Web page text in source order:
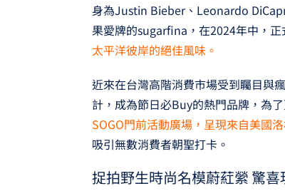
身為Justin Bieber、Leonardo
果愛牌的sugarfina，在2024年中，正
太平洋彼岸的絕佳風味。
近來在台灣高階消費市場受到矚目與
計，成為節日必Buy的熱門品牌，為
SOGO門前活動廣場，呈現來自美國
吸引無數消費者朝聖打卡。
捉拍野生時尚名模蔚葒縈 驚